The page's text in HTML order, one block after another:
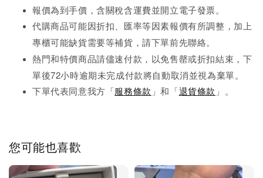
報價為到手價，含關稅含運費並開立電子發票。
代購商品可能因折扣、匯率等因素報價有所調整，加上
專櫃可能缺貨需要等補貨，請下單前先聯絡。
熱門和特價商品請儘速付款，以免售罄或折扣結束，下
單後72小時逾期未完成付款將自動取消並視為棄單。
下單代表同意我方「服務條款 」和「退貨條款 」。
您可能也喜歡